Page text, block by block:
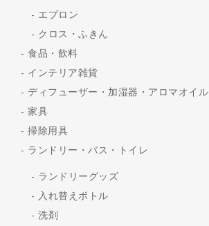
エプロン
クロス・ふきん
食品・飲料
インテリア雑貨
ディフューザー・加湿器・アロマオイル
家具
掃除用具
ランドリー・バス・トイレ
ランドリーグッズ
入れ替えボトル
洗剤